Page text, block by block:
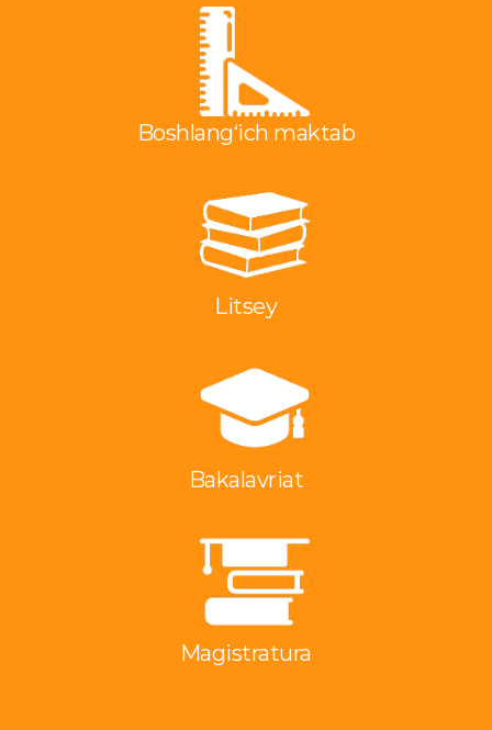
Boshlang‘ich maktab
Litsey
Bakalavriat
Magistratura